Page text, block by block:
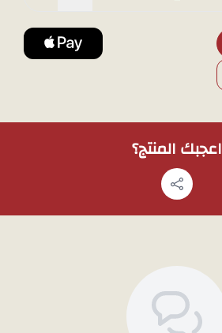
للتعبير عن التقدير والحب.
نقوم بتصويره بالجوال.
اعجبك المنتج؟